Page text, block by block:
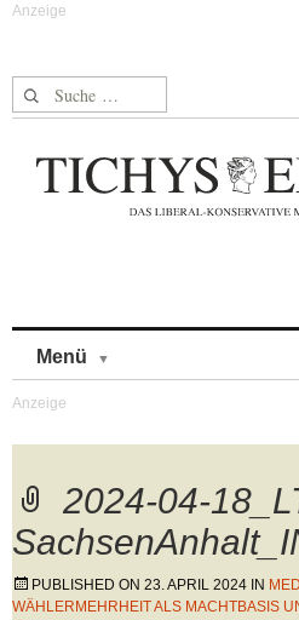
Suche nach:
Menü
2024-04-
PUBLISHED ON 23. APRIL 2024 IN
WÄHLERMEHRHEIT ALS MACHTBASIS